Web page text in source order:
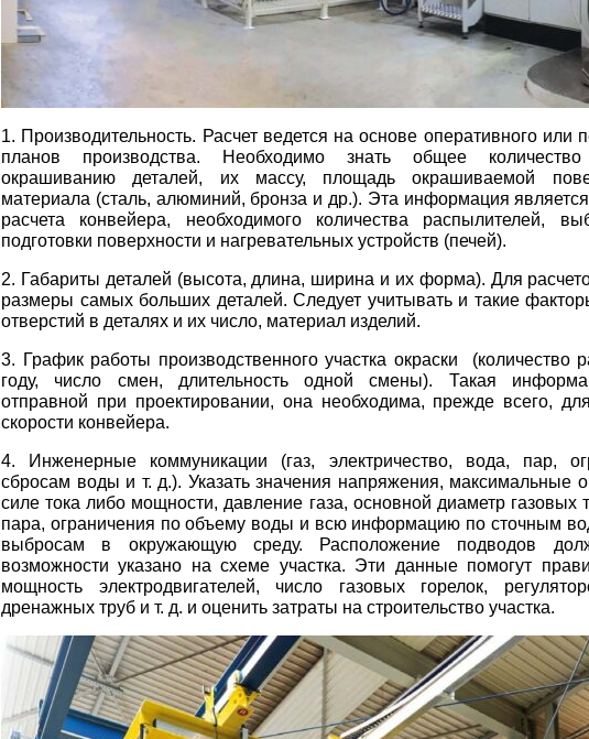
1. Производительность. Расчет ведется на основе оперативного или
планов производства. Необходимо знать общее
окрашиванию деталей, их массу, площадь окрашиваемой
материала (сталь, алюминий, бронза и др.). Эта информация
расчета конвейера, необходимого количества распылителей,
подготовки поверхности и нагревательных устройств (печей).
2. Габариты деталей (высота, длина, ширина и их форма). Для
размеры самых больших деталей. Следует учитывать и такие
отверстий в деталях и их число, материал изделий.
3. График работы производственного участка окраски (количество
году, число смен, длительность одной смены). Такая
отправной при проектировании, она необходима, прежде всего,
скорости конвейера.
4. Инженерные коммуникации (газ, электричество, вода, пар,
сбросам воды и т. д.). Указать значения напряжения, максимальные
силе тока либо мощности, давление газа, основной диаметр газовых
пара, ограничения по объему воды и всю информацию по сточным
выбросам в окружающую среду. Расположение подводов
возможности указано на схеме участка. Эти данные помогут
мощность электродвигателей, число газовых горелок,
дренажных труб и т. д. и оценить затраты на строительство участка.